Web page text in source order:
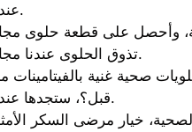
عندنا.
تذوق الحلوى عندنا مجانًا.
صحية غنية بالفيتامينات
قبل؟، ستجدها عندنا.